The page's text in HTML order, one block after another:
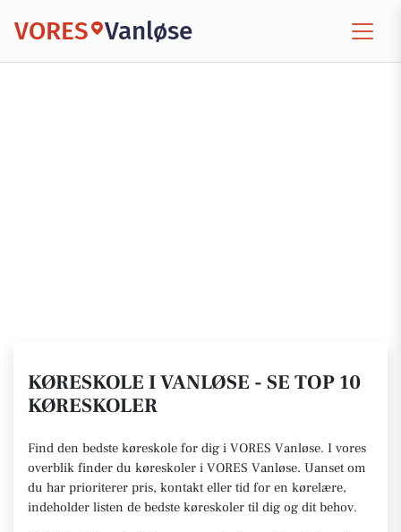
VORES Vanløse
KØRESKOLE I VANLØSE - SE TOP 10
KØRESKOLER
Find den bedste køreskole for dig i VORES Vanløse. I vores
overblik finder du køreskoler i VORES Vanløse. Uanset om
du har prioriterer pris, kontakt eller tid for en kørelære,
indeholder listen de bedste køreskoler til dig og dit behov.